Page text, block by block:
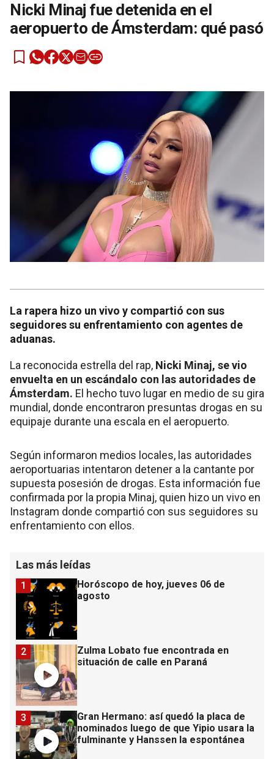
Nicki Minaj fue detenida en el
aeropuerto de Ámsterdam: qué pasó
La rapera hizo un vivo y compartió con sus
seguidores su enfrentamiento con agentes de
aduanas.
La reconocida estrella del rap, Nicki Minaj, se vio
envuelta en un escándalo con las autoridades de
Ámsterdam. El hecho tuvo lugar en medio de su gira
mundial, donde encontraron presuntas drogas en su
equipaje durante una escala en el aeropuerto.
Según informaron medios locales, las autoridades
aeroportuarias intentaron detener a la cantante por
supuesta posesión de drogas. Esta información fue
confirmada por la propia Minaj, quien hizo un vivo en
Instagram donde compartió con sus seguidores su
enfrentamiento con ellos.
Las más leídas
Horóscopo de hoy, jueves 06 de
agosto
1
Zulma Lobato fue encontrada en
situación de calle en Paraná
2
Gran Hermano: así quedó la placa de
nominados luego de que Yipio usara la
fulminante y Hanssen la espontánea
3